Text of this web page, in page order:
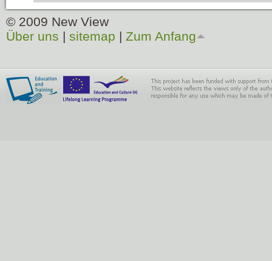
© 2009 New View
Über uns | sitemap | Zum Anfang